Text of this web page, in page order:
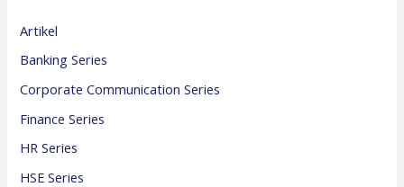
Artikel
Banking Series
Corporate Communication Series
Finance Series
HR Series
HSE Series